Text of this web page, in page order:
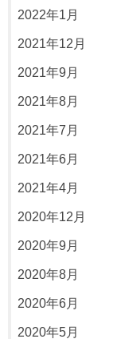
2022年1月
2021年12月
2021年9月
2021年8月
2021年7月
2021年6月
2021年4月
2020年12月
2020年9月
2020年8月
2020年6月
2020年5月